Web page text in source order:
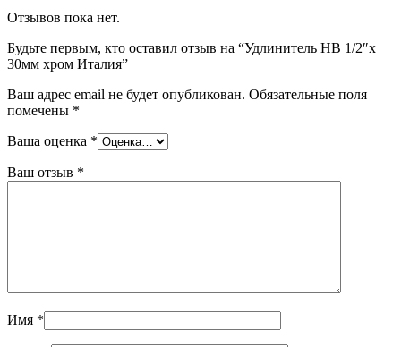
Отзывов пока нет.
Будьте первым, кто оставил отзыв на “Удлинитель НВ 1/2″x
30мм хром Италия”
Ваш адрес email не будет опубликован. Обязательные поля
помечены *
Ваша оценка *
Ваш отзыв *
Имя *